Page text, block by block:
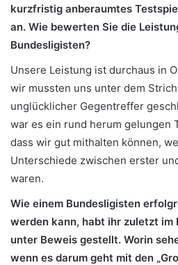
kurzfristig anberaumtes
an. Wie bewerten Sie die
Bundesligisten?
Unsere Leistung ist durchaus in
wir mussten uns unter dem
unglücklicher Gegentreffer
war es ein rund herum gelungen
dass wir gut mithalten können,
Unterschiede zwischen erster
waren.
Wie einem Bundesligisten
werden kann, habt ihr zuletzt im
unter Beweis gestellt. Worin
wenn es darum geht mit den